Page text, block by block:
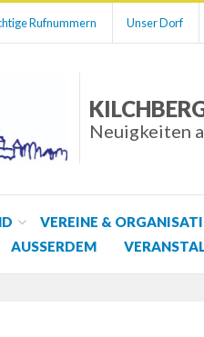
Rufnummern Unser Dorf
Neuigkeiten
VEREINE &
AUSSERDEM